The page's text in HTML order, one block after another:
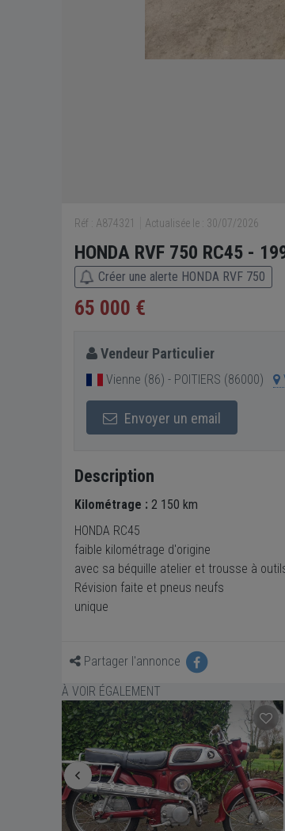
Réf : A874321 Actualisée le : 30/07/2026
HONDA RVF 750 RC45 -
Créer une alerte HONDA RVF 750
65 000 €
Vendeur Particulier
Vienne (86) - POITIERS (86000)
Envoyer un email
Description
Kilométrage : 2 150 km
HONDA RC45
faible kilométrage d'origine
avec sa béquille atelier et trousse à
Révision faite et pneus neufs
unique
Partager l'annonce
À VOIR ÉGALEMENT